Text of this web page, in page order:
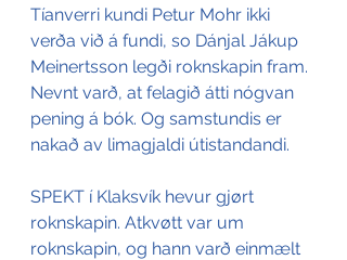
Tíanverri kundi Petur Mohr ikki
verða við á fundi, so Dánjal Jákup
Meinertsson legði roknskapin fram.
Nevnt varð, at felagið átti nógvan
pening á bók. Og samstundis er
nakað av limagjaldi útistandandi.
SPEKT í Klaksvík hevur gjørt
roknskapin. Atkvøtt var um
roknskapin, og hann varð einmælt